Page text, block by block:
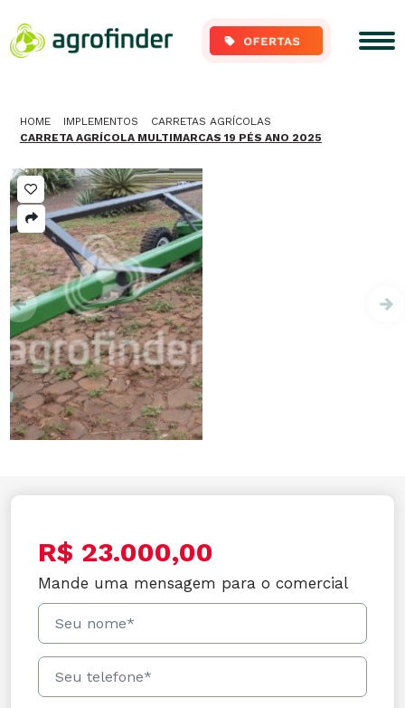
HOME IMPLEMENTOS
CARRETAS AGRÍCOLAS
CARRETA AGRÍCOLA MULTIMARCAS 19 PÉS ANO 2025
R$ 23.000,00
Mande uma mensagem para o comercial